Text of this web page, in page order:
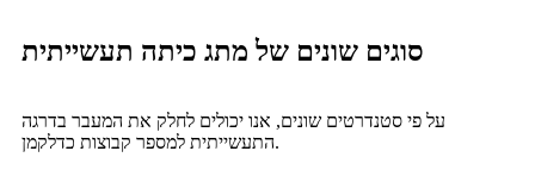
סוגים שונים של מתג כיתה תעשייתית
על פי סטנדרטים שונים, אנו יכולים לחלק את המעבר בדרגה
התעשייתית למספר קבוצות כדלקמן.